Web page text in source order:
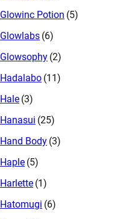
Glowinc Potion (5)
Glowlabs (6)
Glowsophy (2)
Hadalabo (11)
Hale (3)
Hanasui (25)
Hand Body (3)
Haple (5)
Harlette (1)
Hatomugi (6)